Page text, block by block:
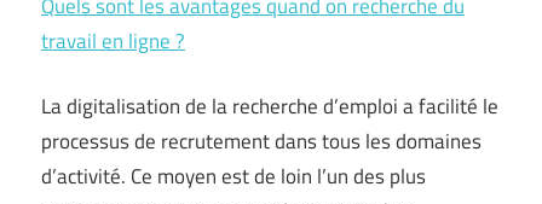
travail en ligne ?
La digitalisation de la recherche d’emploi a facilité le
processus de recrutement dans tous les domaines
d’activité. Ce moyen est de loin l’un des plus